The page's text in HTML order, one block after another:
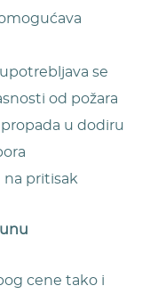
se
od požara
u dodiru
na pritisak
cene tako i